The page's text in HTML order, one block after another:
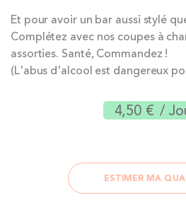
Et pour avoir un bar aussi stylé
Complétez avec nos coupes à
assorties. Santé, Commandez !
(L'abus d'alcool est dangereux
4,50 € /
ESTIMER MA